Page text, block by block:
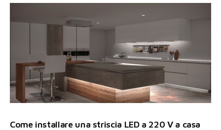
Come installare una striscia LED a 220 V a casa